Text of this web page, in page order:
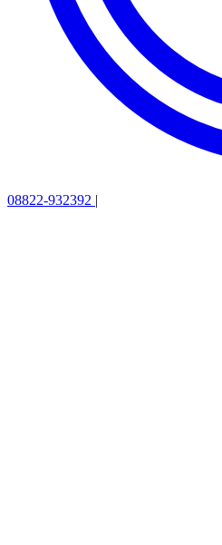
08822-932392 |